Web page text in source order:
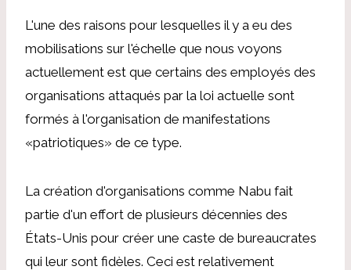
L'une des raisons pour lesquelles il y a eu des
mobilisations sur l'échelle que nous voyons
actuellement est que certains des employés des
organisations attaqués par la loi actuelle sont
formés à l'organisation de manifestations
«patriotiques» de ce type.
La création d'organisations comme Nabu fait
partie d'un effort de plusieurs décennies des
États-Unis pour créer une caste de bureaucrates
qui leur sont fidèles. Ceci est relativement